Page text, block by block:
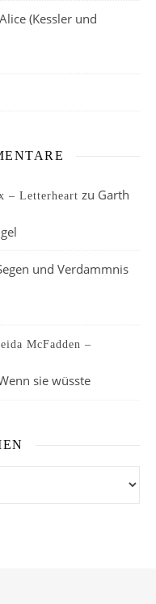
(Kessler und
– Letterheart zu Garth
und Verdammnis
McFadden –
sie wüsste